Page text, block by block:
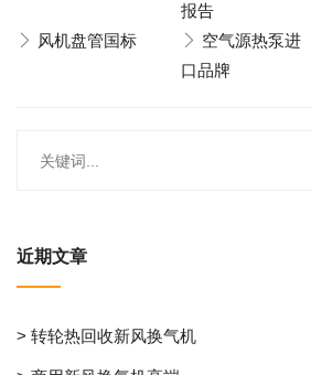
报告
风机盘管国标
空气源热泵进
口品牌
近期文章
> 转轮热回收新风换气机